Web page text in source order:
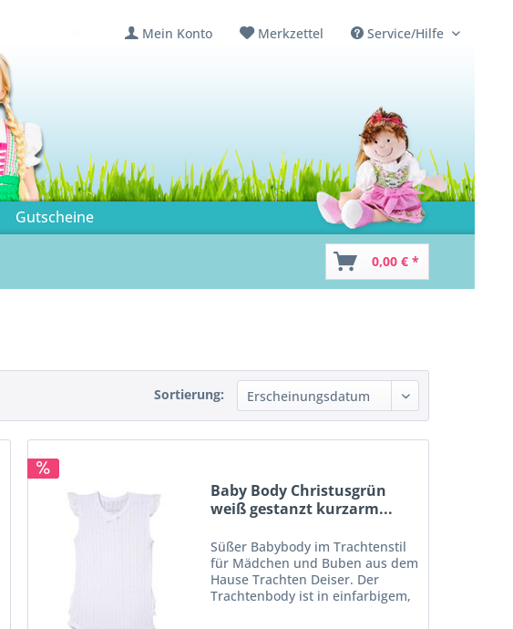
Mein Konto Merkzettel Service/Hilfe
Gutscheine
0,00 € *
Sortierung:
Baby Body Christusgrün
weiß gestanzt kurzarm...
Süßer Babybody im Trachtenstil
für Mädchen und Buben aus dem
Hause Trachten Deiser. Der
Trachtenbody ist in einfarbigem,